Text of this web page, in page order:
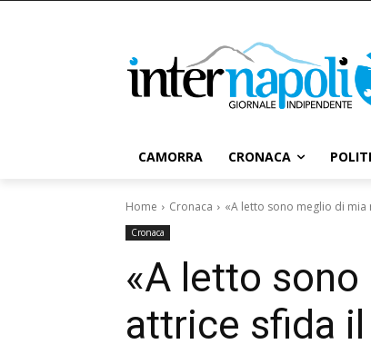
CAMORRA CRONACA
Home Cronaca «A letto sono meglio di mia
Cronaca
«A letto
attrice sfida